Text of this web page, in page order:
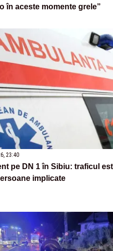
în aceste momente grele”
23:40
pe DN 1 în Sibiu: traficul
implicate